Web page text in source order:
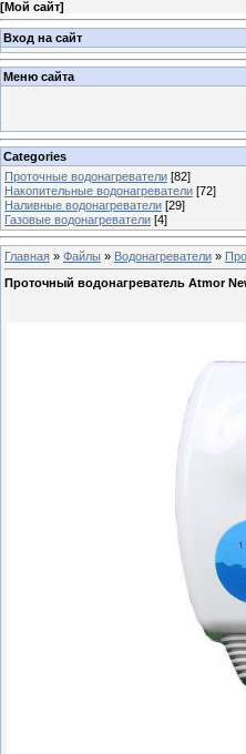
[Мой сайт]
Вход на сайт
Меню сайта
Categories
Проточные водонагреватели [82]
Накопительные водонагреватели [72]
Наливные водонагреватели [29]
Газовые водонагреватели [4]
Главная » Файлы » Водонагреватели »
Проточный водонагреватель Atmor